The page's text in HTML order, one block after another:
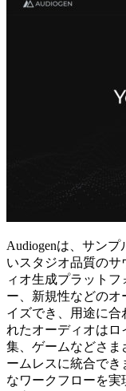
Audiogenは、サン
いスタジオ品質の
ィオ生成プラット
ー、新規性などの
イズでき、用途に合
れたオーディオはロ
集、ゲームなどさま
ームレスに統合で
なワークフローを